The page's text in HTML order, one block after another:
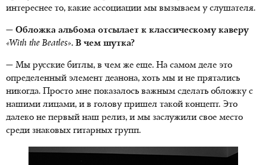
интереснее то, какие ассоциации мы вызываем у слушателя.
— Обложка альбома отсылает к классическому каверу
«With the Beatles». В чем шутка?
— Мы русские битлы, в чем же еще. На самом деле это
определенный элемент деанона, хоть мы и не прятались
никогда. Просто мне показалось важным сделать обложку с
нашими лицами, и в голову пришел такой концепт. Это
далеко не первый наш релиз, и мы заслужили свое место
среди знаковых гитарных групп.